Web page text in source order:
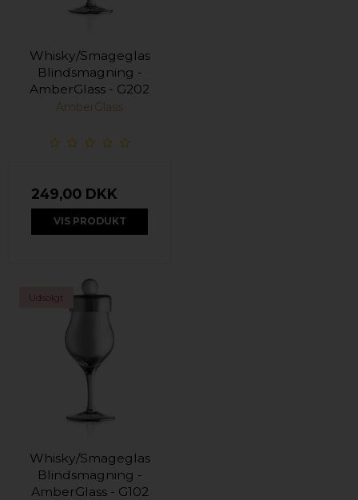
Whisky/Smageglas
Blindsmagning -
AmberGlass - G202
AmberGlass
249,00 DKK
VIS PRODUKT
Udsolgt
Whisky/Smageglas
Blindsmagning -
AmberGlass - G102